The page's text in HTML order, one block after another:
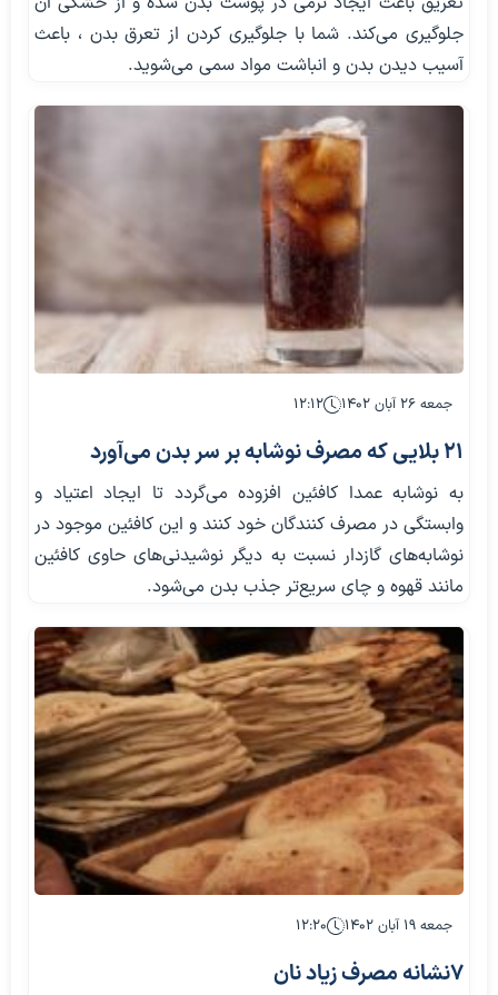
جلوگیری می‌کند. شما با جلوگیری کردن از تعرق بدن ، باعث
آسیب دیدن بدن و انباشت مواد سمی می‌شوید.
جمعه ۲۶ آبان ۱۴۰۲ ۱۲:۱۲
۲۱ بلایی که مصرف نوشابه بر سر بدن می‌آورد
به نوشابه عمدا کافئین افزوده می‌گردد تا ایجاد اعتیاد و
وابستگی در مصرف کنندگان خود کنند و این کافئین موجود در
نوشابه‌های گازدار نسبت به دیگر نوشیدنی‌های حاوی کافئین
مانند قهوه و چای سریع‌تر جذب بدن می‌شود.
جمعه ۱۹ آبان ۱۴۰۲ ۱۲:۲۰
7نشانه مصرف زیاد نان